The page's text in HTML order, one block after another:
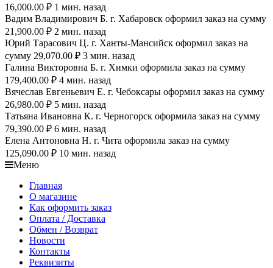
16,000.00 ₽ 1 мин. назад
Вадим Владимирович Б. г. Хабаровск оформил заказ на сумму
21,900.00 ₽ 2 мин. назад
Юрий Тарасович Ц. г. Ханты-Мансийск оформил заказ на
сумму 29,070.00 ₽ 3 мин. назад
Галина Викторовна Б. г. Химки оформила заказ на сумму
179,400.00 ₽ 4 мин. назад
Вячеслав Евгеньевич Е. г. Чебоксары оформил заказ на сумму
26,980.00 ₽ 5 мин. назад
Татьяна Ивановна К. г. Черногорск оформила заказ на сумму
79,390.00 ₽ 6 мин. назад
Елена Антоновна Н. г. Чита оформила заказ на сумму
125,090.00 ₽ 10 мин. назад
Меню
Главная
О магазине
Как оформить заказ
Оплата / Доставка
Обмен / Возврат
Новости
Контакты
Реквизиты